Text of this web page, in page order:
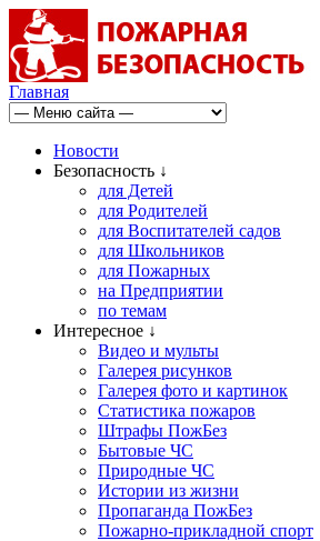
Главная
Новости
Безопасность ↓
для Детей
для Родителей
для Воспитателей садов
для Школьников
для Пожарных
на Предприятии
по темам
Интересное ↓
Видео и мульты
Галерея рисунков
Галерея фото и картинок
Статистика пожаров
Штрафы ПожБез
Бытовые ЧС
Природные ЧС
Истории из жизни
Пропаганда ПожБез
Пожарно-прикладной спорт